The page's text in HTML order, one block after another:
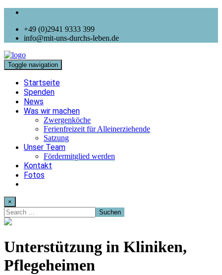
+49 (0)2941 9333 399
info@mit-uns-durchs-leben.de
Toggle navigation
Startseite
Spenden
News
Was wir machen
Zwergenköche
Ferienfreizeit für Alleinerziehende
Satzung
Unser Team
Fördermitglied werden
Kontakt
Fotos
×
Unterstützung in Kliniken,
Pflegeheimen